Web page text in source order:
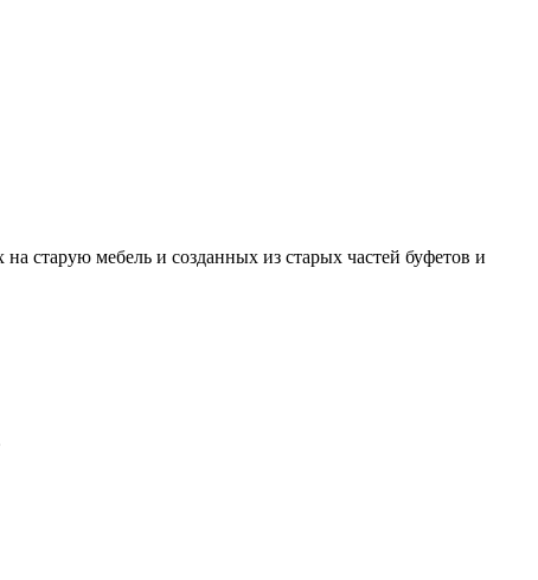
старую мебель и созданных из старых частей буфетов и